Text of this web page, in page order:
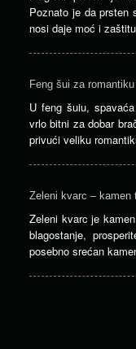
Poznato je da prsten
nosi daje moć i
Feng šui za
U feng šuiu,
vrlo bitni za dobar
privući veliku
Zeleni kvarc – kamen
Zeleni kvarc je
blagostanje,
posebno srećan